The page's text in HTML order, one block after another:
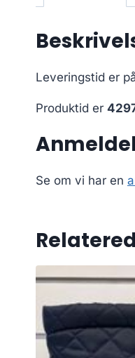
Leveringstid er
Produktid er
Se om vi har en